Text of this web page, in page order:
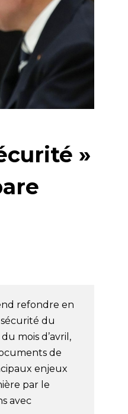
»
refondre en
du
mois d’avril,
de
enjeux
par le
avec